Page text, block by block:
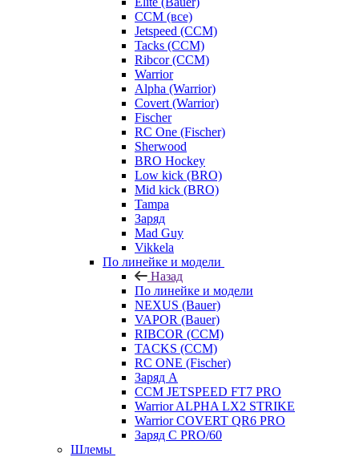
CCM (все)
Jetspeed (CCM)
Tacks (CCM)
Ribcor (CCM)
Warrior
Alpha (Warrior)
Covert (Warrior)
Fischer
RC One (Fischer)
Sherwood
BRO Hockey
Low kick (BRO)
Mid kick (BRO)
Tampa
Заряд
Mad Guy
Vikkela
По линейке и модели
Назад
По линейке и модели
NEXUS (Bauer)
VAPOR (Bauer)
RIBCOR (CCM)
TACKS (CCM)
RC ONE (Fischer)
Заряд А
CCM JETSPEED FT7 PRO
Warrior ALPHA LX2 STRIKE
Warrior COVERT QR6 PRO
Заряд С PRO/60
Шлемы